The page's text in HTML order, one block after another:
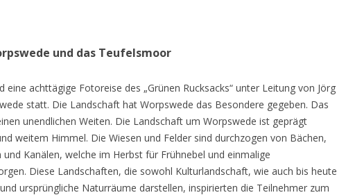
und das Teufelsmoor
eine achttägige Fotoreise des „Grünen Rucksacks“ unter Leitung von Jörg
statt. Die Landschaft hat Worpswede das Besondere gegeben. Das
unendlichen Weiten. Die Landschaft um Worpswede ist geprägt
weitem Himmel. Die Wiesen und Felder sind durchzogen von Bächen,
und Kanälen, welche im Herbst für Frühnebel und einmalige
Diese Landschaften, die sowohl Kulturlandschaft, wie auch bis heute
ursprüngliche Naturräume darstellen, inspirierten die Teilnehmer zum